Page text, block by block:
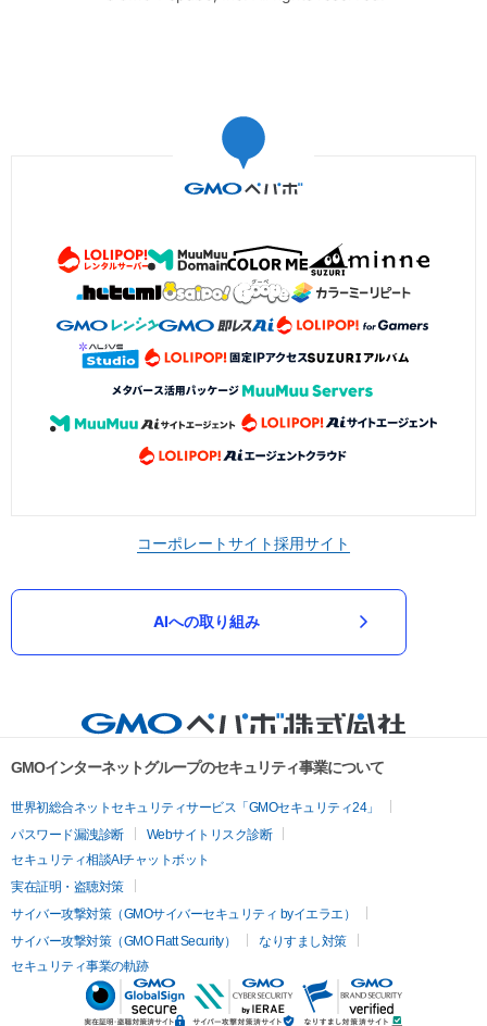
コーポレートサイト採用サイト
AIへの取り組み
GMOインターネットグループのセキュリティ事業について
世界初総合ネットセキュリティサービス「GMOセキュリティ24」
パスワード漏洩診断
Webサイトリスク診断
セキュリティ相談AIチャットボット
実在証明・盗聴対策
サイバー攻撃対策（GMOサイバーセキュリティ byイエラエ）
サイバー攻撃対策（GMO Flatt Security）
なりすまし対策
セキュリティ事業の軌跡